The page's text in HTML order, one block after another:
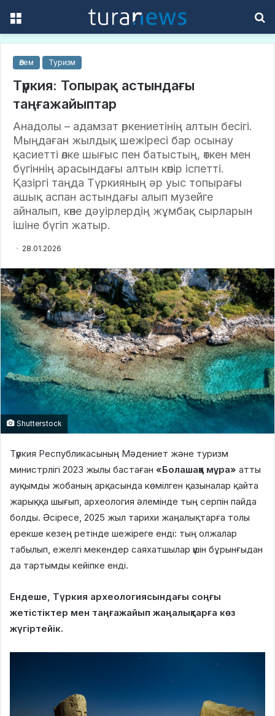
Әлем Туризм
Түркия: Топырақ астындағы
таңғажайыптар
Анадолы – адамзат өркениетінің алтын бесігі.
Мыңдаған жылдық шежіресі бар осынау
қасиетті өлке шығыс пен батыстың, өткен мен
бүгіннің арасындағы алтын көпір іспетті.
Қазіргі таңда Түркияның әр уыс топырағы
ашық аспан астындағы алып музейге
айналып, көне дәуірлердің жұмбақ сырларын
ішіне бүгіп жатыр.
28.01.2026
Shutterstock
Түркия Республикасының Мәдениет және туризм
министрлігі 2023 жылы бастаған «Болашаққа мұра» атты
ауқымды жобаның арқасында көмілген қазыналар қайта
жарыққа шығып, археология әлемінде тың серпін пайда
болды. Әсіресе, 2025 жыл тарихи жаңалықтарға толы
ерекше кезең ретінде шежіреге енді: тың олжалар
табылып, ежелгі мекендер саяхатшылар үшін бұрынғыдан
да тартымды кейіпке енді.
Ендеше, Түркия археологиясындағы соңғы
жетістіктер мен таңғажайып жаңалықтарға көз
жүгіртейік.